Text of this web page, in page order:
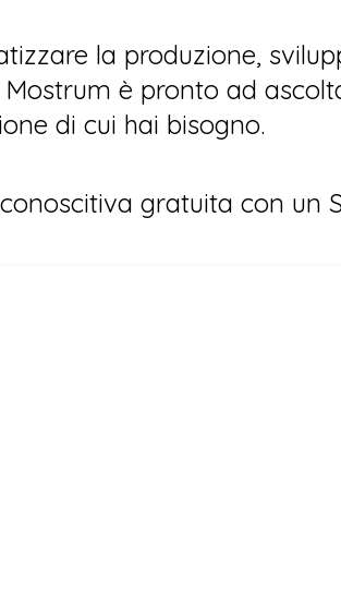
la produzione,
è pronto ad
di cui hai bisogno.
gratuita con un